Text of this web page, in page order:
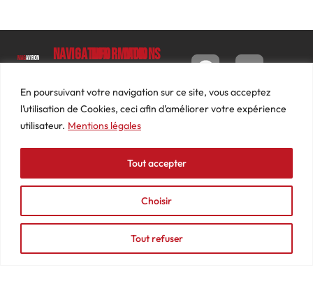
En poursuivant votre navigation sur ce site, vous acceptez
l’utilisation de Cookies, ceci afin d'améliorer votre expérience
utilisateur. Mentions légales
Choisir
Tout refuser
Tout accepter
Luc
Barbier
69640
74
87
contact@mediasaviron.fr
Navigation
Le
Magazine
Photos
Actualités
Podcasts
Informations
Conditions
générales
de ventes
Mentions
légales
Mon
Tableau
de bord
Commandes
Adresses
Détails
du
compte